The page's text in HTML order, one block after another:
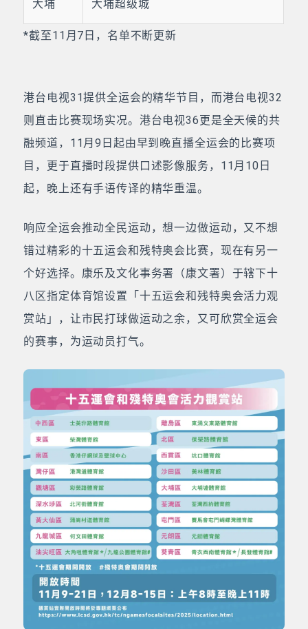
大埔 大埔超级城
*截至11月7日，名单不断更新
港台电视31提供全运会的精华节目，而港台电视32
则直击比赛现场实况。港台电视36更是全天候的共
融频道，11月9日起由早到晚直播全运会的比赛项
目，更于直播时段提供口述影像服务，11月10日
起，晚上还有手语传译的精华重温。
响应全运会推动全民运动，想一边做运动，又不想
错过精彩的十五运会和残特奥会比赛，现在有另一
个好选择。康乐及文化事务署（康文署）于辖下十
八区指定体育馆设置「十五运会和残特奥会活力观
赏站」，让市民打球做运动之余，又可欣赏全运会
的赛事，为运动员打气。